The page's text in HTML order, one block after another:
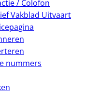
/ Colofon
Vakblad Uitvaart
nummers